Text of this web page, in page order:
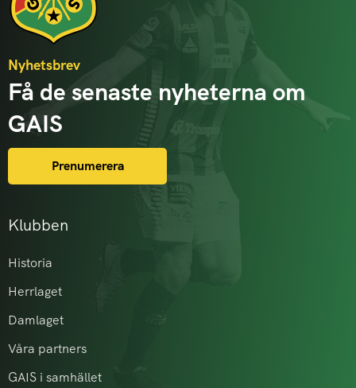
Klubben
Historia
Herrlaget
Damlaget
Våra partners
GAIS i samhället
Nyhetsbrev
Få de senaste nyheterna om
GAIS
Prenumerera